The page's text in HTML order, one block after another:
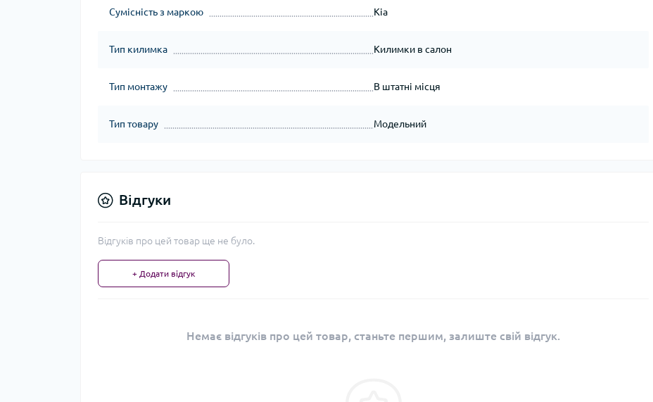
Сумісність з маркою Kia
Тип килимка Килимки в салон
Тип монтажу В штатні місця
Тип товару Модельний
Відгуки
Відгуків про цей товар ще не було.
+ Додати відгук
Немає відгуків про цей товар, станьте першим, залиште свій відгук.